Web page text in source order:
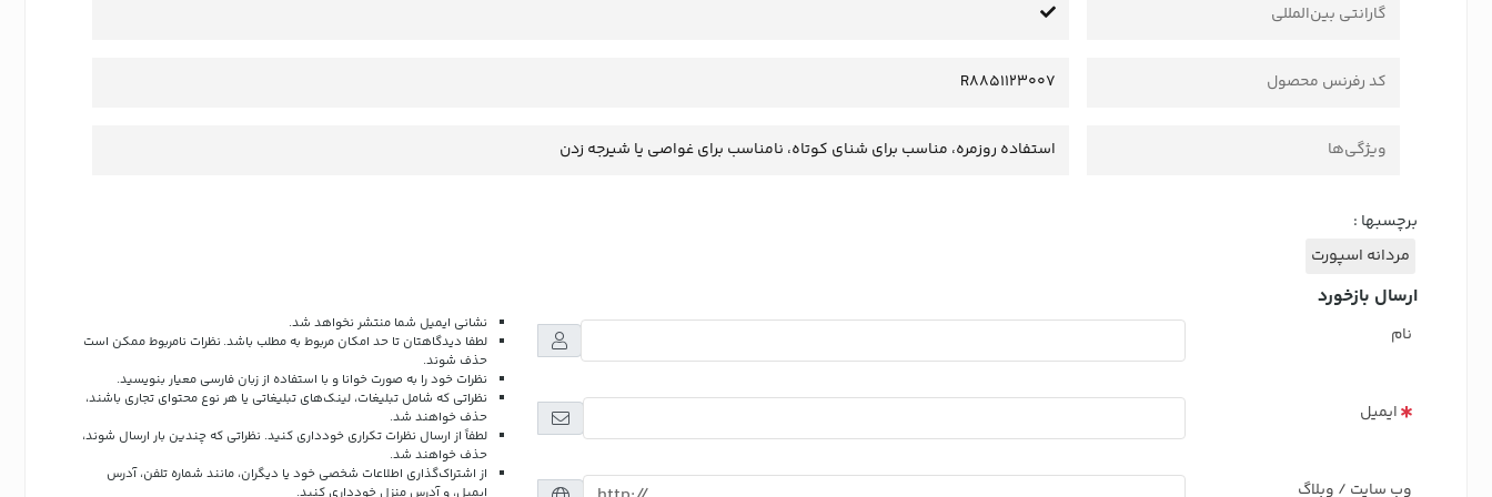
گارانتی بین‌المللی
کد رفرنس محصول R8851123007
ویژگی‌ها استفاده روزمره، مناسب برای شنای کوتاه، نامناسب برای غواصی یا شیرجه زدن
برچسبها :
مردانه اسپورت
ارسال بازخورد
نام
ایمیل
وب سایت / وبلاگ
نشانی ایمیل شما منتشر نخواهد شد.
لطفا دیدگاهتان تا حد امکان مربوط به مطلب باشد. نظرات نامربوط ممکن است
حذف شوند.
نظرات خود را به صورت خوانا و با استفاده از زبان فارسی معیار بنویسید.
نظراتی که شامل تبلیغات، لینک‌های تبلیغاتی یا هر نوع محتوای تجاری باشند،
حذف خواهند شد.
لطفاً از ارسال نظرات تکراری خودداری کنید. نظراتی که چندین بار ارسال شوند،
حذف خواهند شد.
از اشتراک‌گذاری اطلاعات شخصی خود یا دیگران، مانند شماره تلفن، آدرس
ایمیل، و آدرس منزل خودداری کنید.